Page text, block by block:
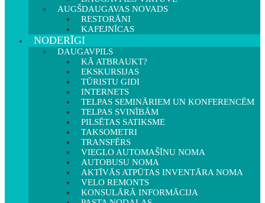
AUGŠDAUGAVAS NOVADS
RESTORĀNI
KAFEJNĪCAS
NODERĪGI
DAUGAVPILS
KĀ ATBRAUKT?
EKSKURSIJAS
TŪRISTU GIDI
INTERNETS
TELPAS SEMINĀRIEM UN KONFERENCĒM
TELPAS SVINĪBĀM
PILSĒTAS SATIKSME
TAKSOMETRI
TRANSFĒRS
VIEGLO AUTOMAŠĪNU NOMA
AUTOBUSU NOMA
AKTĪVĀS ATPŪTAS INVENTĀRA NOMA
VELO REMONTS
KONSULĀRĀ INFORMĀCIJA